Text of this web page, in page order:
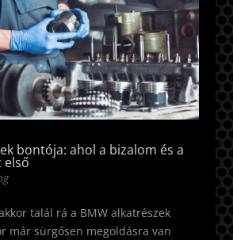
bontója: ahol a bizalom és a
első
talál rá a BMW alkatrészek
már sürgősen megoldásra van